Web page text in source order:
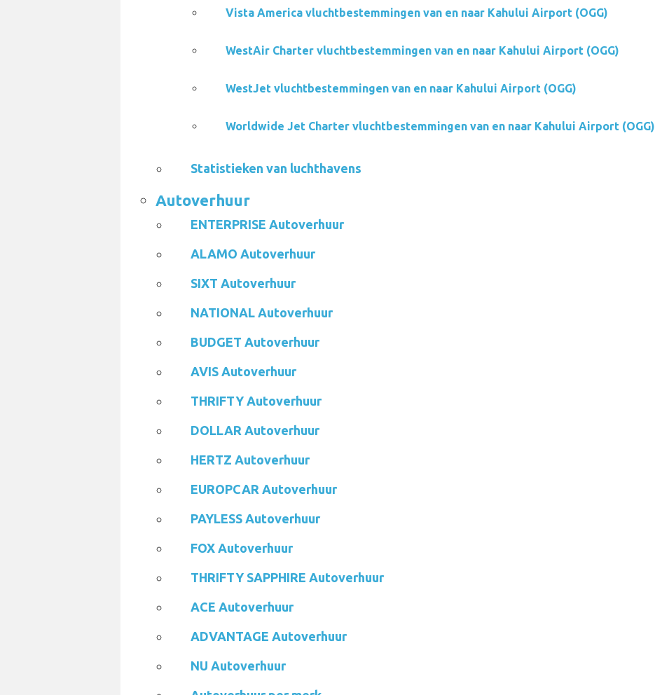
Vista America vluchtbestemmingen van en naar Kahului Airport (OGG)
WestAir Charter vluchtbestemmingen van en naar Kahului Airport (OGG)
WestJet vluchtbestemmingen van en naar Kahului Airport (OGG)
Worldwide Jet Charter vluchtbestemmingen van en naar Kahului Airport (OGG)
Statistieken van luchthavens
Autoverhuur
ENTERPRISE Autoverhuur
ALAMO Autoverhuur
SIXT Autoverhuur
NATIONAL Autoverhuur
BUDGET Autoverhuur
AVIS Autoverhuur
THRIFTY Autoverhuur
DOLLAR Autoverhuur
HERTZ Autoverhuur
EUROPCAR Autoverhuur
PAYLESS Autoverhuur
FOX Autoverhuur
THRIFTY SAPPHIRE Autoverhuur
ACE Autoverhuur
ADVANTAGE Autoverhuur
NU Autoverhuur